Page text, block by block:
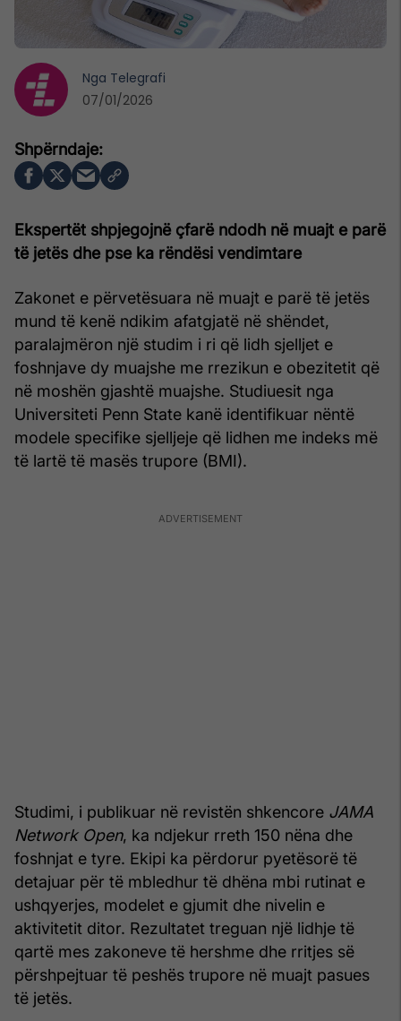
Ekspertët shpjegojnë çfarë ndodh në muajt e parë
të jetës dhe pse ka rëndësi vendimtare
Zakonet e përvetësuara në muajt e parë të jetës
mund të kenë ndikim afatgjatë në shëndet,
paralajmëron një studim i ri që lidh sjelljet e
foshnjave dy muajshe me rrezikun e obezitetit që
në moshën gjashtë muajshe. Studiuesit nga
Universiteti Penn State kanë identifikuar nëntë
modele specifike sjelljeje që lidhen me indeks më
të lartë të masës trupore (BMI).
Studimi, i publikuar në revistën shkencore JAMA
Network Open, ka ndjekur rreth 150 nëna dhe
foshnjat e tyre. Ekipi ka përdorur pyetësorë të
detajuar për të mbledhur të dhëna mbi rutinat e
ushqyerjes, modelet e gjumit dhe nivelin e
aktivitetit ditor. Rezultatet treguan një lidhje të
qartë mes zakoneve të hershme dhe rritjes së
përshpejtuar të peshës trupore në muajt pasues
të jetës.
Nga Telegrafi
07/01/2026